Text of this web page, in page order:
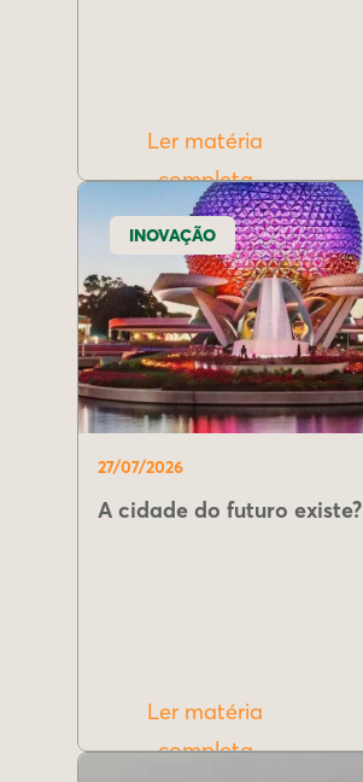
Ler matéria
completa
INOVAÇÃO
27/07/2026
A cidade do futuro existe?
Ler matéria
completa